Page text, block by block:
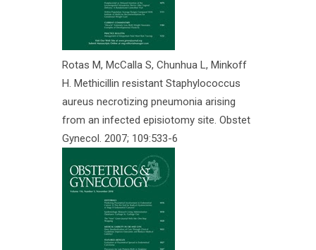
Rotas M, McCalla S, Chunhua L, Minkoff
H. Methicillin resistant Staphylococcus
aureus necrotizing pneumonia arising
from an infected episiotomy site. Obstet
Gynecol. 2007; 109:533-6